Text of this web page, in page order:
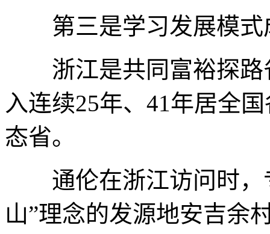
第三是学习发展模式
浙江是共同富裕探路
入连续25年、41年居全
态省。
通伦在浙江访问时，
山”理念的发源地安吉余